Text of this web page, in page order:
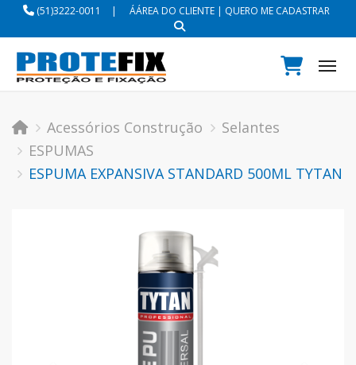
(51)3222-0011 | ÁÁREA DO CLIENTE| QUERO ME CADASTRAR
Acessórios Construção
Selantes
ESPUMAS
ESPUMA EXPANSIVA STANDARD 500ML TYTAN